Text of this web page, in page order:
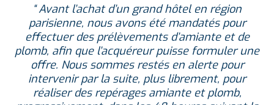
“ Avant l’achat d’un grand hôtel en région
parisienne, nous avons été mandatés pour
effectuer des prélèvements d’amiante et de
plomb, afin que l’acquéreur puisse formuler une
offre. Nous sommes restés en alerte pour
intervenir par la suite, plus librement, pour
réaliser des repérages amiante et plomb,